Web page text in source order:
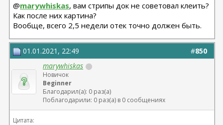
@marywhiskas, вам стрипы док не советовал клеить?
Как после них картина?
Вообще, всего 2,5 недели отек точно должен быть.
#850
01.01.2021, 22:49
marywhiskas
Новичок
Beginner
Благодарил(а): 0 раз(а)
Поблагодарили: 0 раз(а) в 0 сообщениях
Цитата: